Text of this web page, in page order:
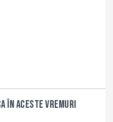
în aceste vremuri